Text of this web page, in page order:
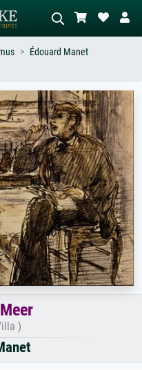
Sie die Szene – z.B. Grüne
Abstrakt mit viel Rot, Dunkles
Stehender Akt neben einem
Baum.
Édouard Manet
)